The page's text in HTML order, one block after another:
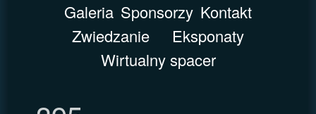
Galeria Sponsorzy Kontakt
Zwiedzanie
Eksponaty
Wirtualny spacer